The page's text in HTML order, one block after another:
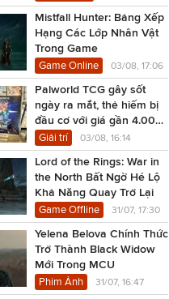
Mistfall Hunter: Bảng Xếp
Hạng Các Lớp Nhân Vật
Trong Game
Game Online 03/08, 17:06
Palworld TCG gây sốt
ngày ra mắt, thẻ hiếm bị
đầu cơ với giá gần 4.000
USD
Giải trí 03/08, 16:14
Lord of the Rings: War in
the North Bất Ngờ Hé Lộ
Khả Năng Quay Trở Lại
Game Offline 31/07, 17:30
Yelena Belova Chính Thức
Trở Thành Black Widow
Mới Trong MCU
Phim Ảnh 31/07, 16:47